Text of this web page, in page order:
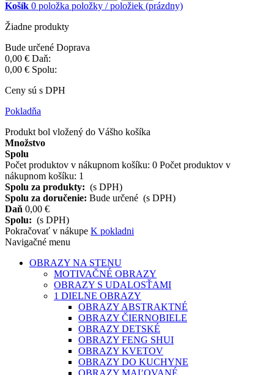
Košík 0 položka položky / položiek (prázdny)
Žiadne produkty
Bude určené Doprava
0,00 € Daň:
0,00 € Spolu:
Ceny sú s DPH
Pokladňa
Produkt bol vložený do Vášho košíka
Množstvo
Spolu
Počet produktov v nákupnom košíku: 0 Počet produktov v
nákupnom košíku: 1
Spolu za produkty: (s DPH)
Spolu za doručenie: Bude určené (s DPH)
Daň 0,00 €
Spolu: (s DPH)
Pokračovať v nákupe K pokladni
Navigačné menu
OBRAZY NA STENU
MOTIVAČNÉ OBRAZY
OBRAZY S UDALOSŤAMI
1 DIELNE OBRAZY
OBRAZY ABSTRAKTNÉ
OBRAZY ČIERNOBIELE
OBRAZY DETSKÉ
OBRAZY FENG SHUI
OBRAZY KVETOV
OBRAZY DO KUCHYNE
OBRAZY MAĽOVANÉ